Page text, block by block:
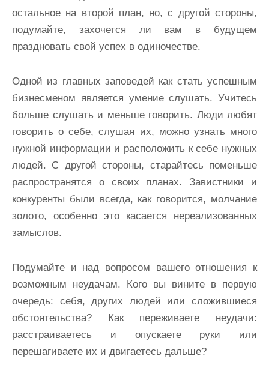
остальное на второй план, но, с другой стороны,
подумайте, захочется ли вам в будущем
праздновать свой успех в одиночестве.
Одной из главных заповедей как стать успешным
бизнесменом является умение слушать. Учитесь
больше слушать и меньше говорить. Люди любят
говорить о себе, слушая их, можно узнать много
нужной информации и расположить к себе нужных
людей. С другой стороны, старайтесь поменьше
распространятся о своих планах. Завистники и
конкуренты были всегда, как говорится, молчание
золото, особенно это касается нереализованных
замыслов.
Подумайте и над вопросом вашего отношения к
возможным неудачам. Кого вы вините в первую
очередь: себя, других людей или сложившиеся
обстоятельства? Как переживаете неудачи:
расстраиваетесь и опускаете руки или
перешагиваете их и двигаетесь дальше?